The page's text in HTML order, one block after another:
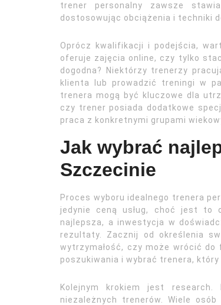
trener personalny zawsze
dostosowując obciążenia i techniki
Oprócz kwalifikacji i podejścia,
oferuje zajęcia online, czy tylko
dogodna? Niektórzy trenerzy
klienta lub prowadzić treningi w
trenera mogą być kluczowe dla
czy trener posiada dodatkowe
praca z konkretnymi grupami
Jak wybrać
Szczecinie
Proces wyboru idealnego trenera
jedynie ceną usług, choć jest to
najlepsza, a inwestycja w
rezultaty. Zacznij od określenia
wytrzymałość, czy może wrócić
poszukiwania i wybrać trenera,
Kolejnym krokiem jest
niezależnych trenerów. Wiele